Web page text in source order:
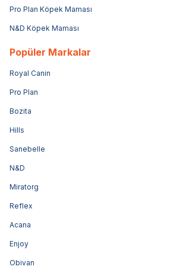
Pro Plan Köpek Maması
N&D Köpek Maması
Popüler Markalar
Royal Canin
Pro Plan
Bozita
Hills
Sanebelle
N&D
Miratorg
Reflex
Acana
Enjoy
Obivan